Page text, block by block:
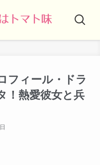
フィール・ドラ
！熱愛彼女と兵